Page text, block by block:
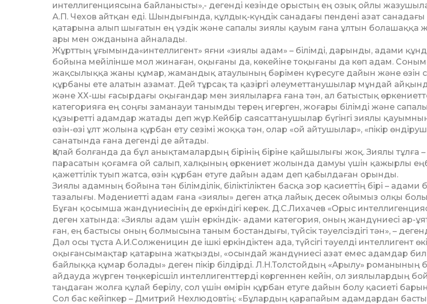
интеллигенциясына байланысты»,- дегенді кезінде орыстың ең озық ойлы
А.П. Чехов айтқан еді. Шындығында, құл­дық-күңдік санадағы пендені азат
қатарына алып шығатын ең үздік және са­палы зиялы қауым ғана ұлтын болашаққа
ары мен ожданына айналады.
Жұрттың ұғымында«интеллигент» яғни «зия­лы адам» – білімді, дарынды, адами
бойына мейілінше мол жинаған, оқығаны да, көкейіне тоқығаны да көп адам.
жақсылыққа жаны құмар, жамандық атау­лының бәрімен күресуге дайын және өзін
құрбаны ете алатын азамат. Дей тұрсақ та қазіргі әлеуметтанушылар мұндай
және ХХ-шы ғасырдағы оқы­ғандар мен зиялыларға ғана тән, ал батыстық
категорияға ең соңғы заманауи та­нымды терең игерген, жоғары білімді және са­палы
құзыретті адамдар жатады деп жүр.Кей­бір саясаттанушылар бүгінгі зиялы
өзін-өзі ұлт жолына құрбан ету сезімі жоқ­қа тән, олар «ой айтушылар», «пікір
санатында ғана дегенді де айтады.
Қалай болғанда да бұл анықтамалардың бірі­нің біріне қайшылығы жоқ. Зиялы тұлға
парасатын қоғамға ой салып, халқының өр­кениет жолында дамуы үшін қажырлы
қажеттілік туып жатса, өзін құрбан етуге дайын адам деп қабылдаған орынды.
Зиялы адамның бойына тән білімділік, бі­лік­тіліктен басқа зор қасиеттің бірі –
тазалығы. Мәдениетті адам ғана «зиялы» де­ген атқа лайық десек ойымыз олқы
Бұған қосымша жандүниесінің де еркіндігі керек. Д.С.Лихачев «Орыс
деген хатында: «Зиялы адам үшін еркіндік- адами категория, оның жандүниесі ар-
ған, ең бастысы оның болмысына таным бос­тандығы, түйсік тәуелсіздігі тән», –
Дәл осы тұста А.И.Солженицин де ішкі ер­кіндіктен ада, түйсігі тәуелді интеллигент
оқығансымақтар қатарына жатқызды, «осын­дай жандүниесі азат емес адамдар
бай­лыққа құмар болады» деген пікір біл­дірді. Л.Н.Толстойдың «Арылу» романының
айдауда жүрген төңкерісшіл интелли­гент­терді көргеннен кейін, ол зиялылардың
таңдаған жолға құлай берілу, сол үшін өмірін құрбан етуге дайын болу қасиеті
Сол бас кейіпкер – Дмитрий Нех­людовтің: «Бұлардың қарапайым адамдардан бас­ты